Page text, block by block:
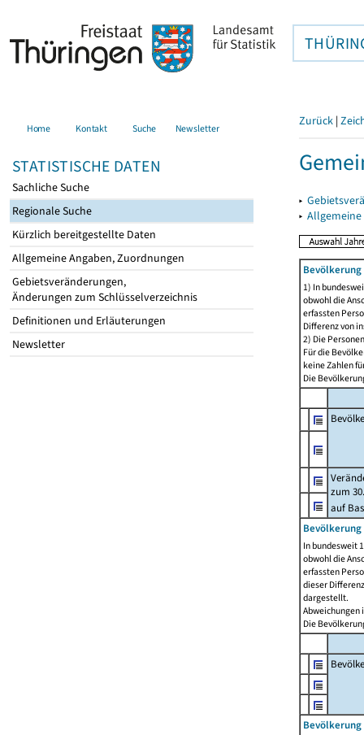
Home Kontakt Suche Newsletter
STATISTISCHE DATEN
Sachliche Suche
Regionale Suche
Kürzlich bereitgestellte Daten
Allgemeine Angaben, Zuordnungen
Gebietsveränderungen,
Änderungen zum Schlüsselverzeichnis
Definitionen und Erläuterungen
Newsletter
Zurück |
▸
▸
1) In
obwohl die
erfassten
Differenz von
2) Die
Für die
keine Zahlen
Die
zum
auf
Bevölkerung
In bundesweit
obwohl die
erfassten
dieser
dargestellt.
Abweichungen
Die